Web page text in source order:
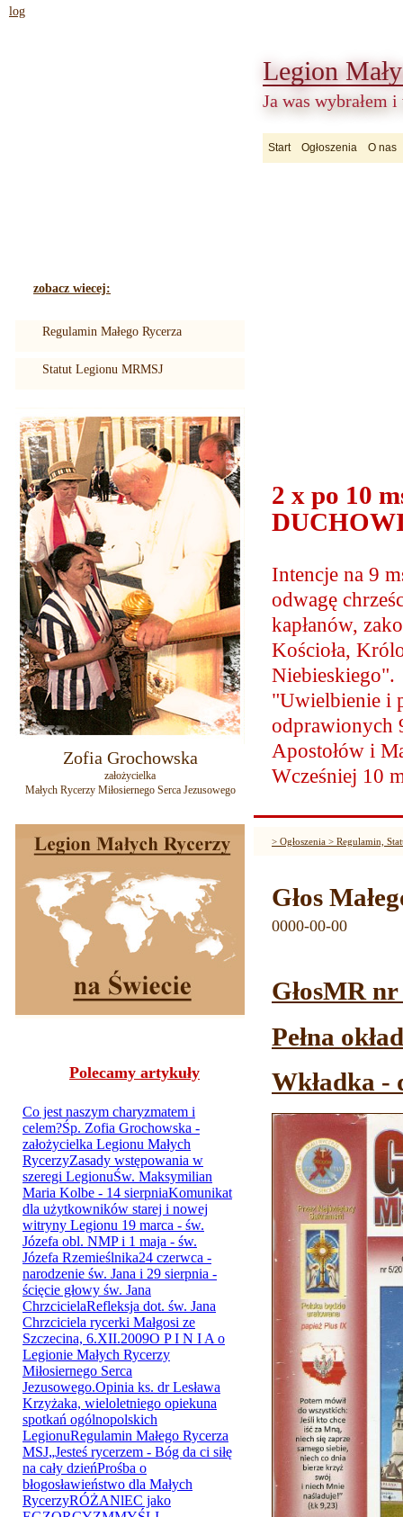
log
zobacz wiecej:
Regulamin Małego Rycerza
Statut Legionu MRMSJ
Zofia Grochowska
założycielka
Małych Rycerzy Miłosiernego Serca Jezusowego
Polecamy artykuły
Legion
Ja was wybrałem
Start Ogłoszenia O nas
2 x po 10
Intencje na 9
odwagę
kapłanów,
Kościoła,
Niebieskiego".
"Uwielbienie i
odprawionych
Apostołów i
Wcześniej 10
> Ogłoszenia > Regulamin,
Głos
0000-00-00
GłosMR
Pełna
Wkładka -